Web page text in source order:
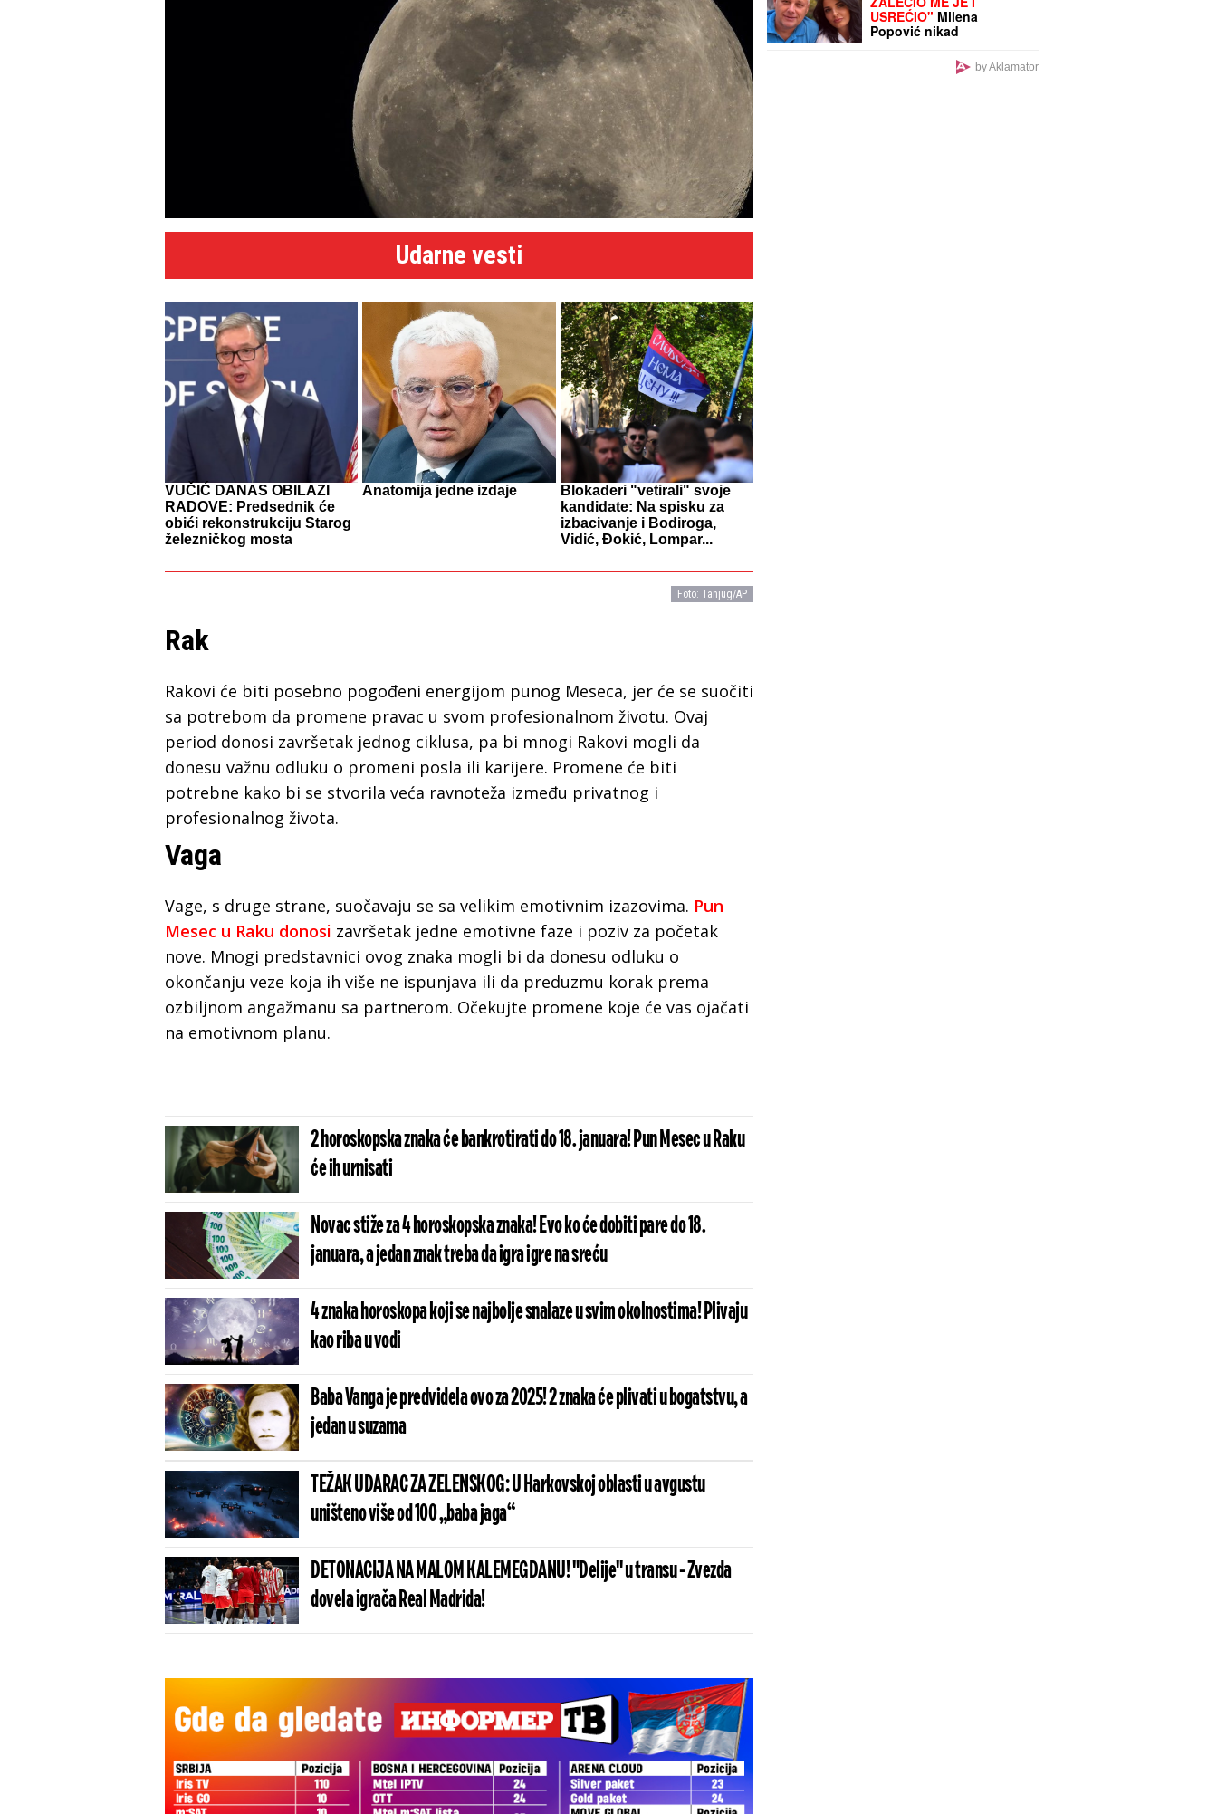
Udarne vesti
VUČIĆ DANAS OBILAZI
RADOVE: Predsednik će
obići rekonstrukciju Starog
železničkog mosta
Anatomija jedne izdaje
Blokaderi "vetirali" svoje
kandidate: Na spisku za
izbacivanje i Bodiroga,
Vidić, Đokić, Lompar...
Foto: Tanjug/AP
Rak
Rakovi će biti posebno pogođeni energijom punog Meseca, jer će se suočiti
sa potrebom da promene pravac u svom profesionalnom životu. Ovaj
period donosi završetak jednog ciklusa, pa bi mnogi Rakovi mogli da
donesu važnu odluku o promeni posla ili karijere. Promene će biti
potrebne kako bi se stvorila veća ravnoteža između privatnog i
profesionalnog života.
Vaga
Vage, s druge strane, suočavaju se sa velikim emotivnim izazovima. Pun
Mesec u Raku donosi završetak jedne emotivne faze i poziv za početak
nove. Mnogi predstavnici ovog znaka mogli bi da donesu odluku o
okončanju veze koja ih više ne ispunjava ili da preduzmu korak prema
ozbiljnom angažmanu sa partnerom. Očekujte promene koje će vas ojačati
na emotivnom planu.
2 horoskopska znaka će bankrotirati do 18. januara! Pun Mesec u Raku
će ih urnisati
Novac stiže za 4 horoskopska znaka! Evo ko će dobiti pare do 18.
januara, a jedan znak treba da igra igre na sreću
4 znaka horoskopa koji se najbolje snalaze u svim okolnostima! Plivaju
kao riba u vodi
Baba Vanga je predvidela ovo za 2025! 2 znaka će plivati u bogatstvu, a
jedan u suzama
TEŽAK UDARAC ZA ZELENSKOG: U Harkovskoj oblasti u avgustu
uništeno više od 100 „baba jaga“
DETONACIJA NA MALOM KALEMEGDANU! "Delije" u transu - Zvezda
dovela igrača Real Madrida!
USREĆIO" Milena
Popović nikad
obratila Igoru Jurićuby Aklamator